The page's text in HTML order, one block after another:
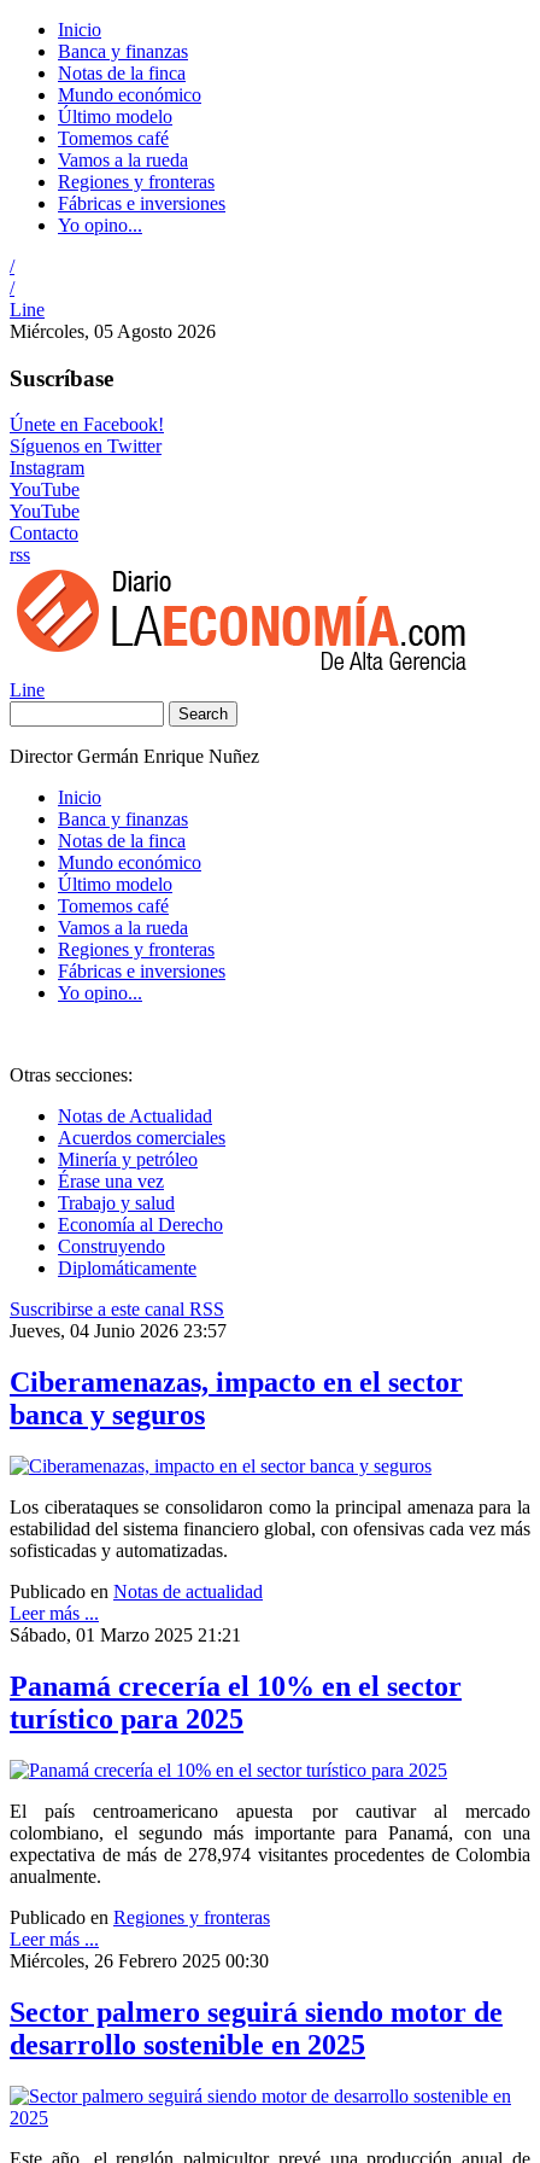
Inicio
Banca y finanzas
Notas de la finca
Mundo económico
Último modelo
Tomemos café
Vamos a la rueda
Regiones y fronteras
Fábricas e inversiones
Yo opino...
/
/
Line
Miércoles, 05 Agosto 2026
Suscríbase
Únete en Facebook!
Síguenos en Twitter
Instagram
YouTube
YouTube
Contacto
rss
Line
Search
Director Germán Enrique Nuñez
Inicio
Banca y finanzas
Notas de la finca
Mundo económico
Último modelo
Tomemos café
Vamos a la rueda
Regiones y fronteras
Fábricas e inversiones
Yo opino...
Otras secciones:
Notas de Actualidad
Acuerdos comerciales
Minería y petróleo
Érase una vez
Trabajo y salud
Economía al Derecho
Construyendo
Diplomáticamente
Suscribirse a este canal RSS
Jueves, 04 Junio 2026 23:57
Ciberamenazas, impacto en el sector
banca y seguros
Los ciberataques se consolidaron como la principal amenaza para la
estabilidad del sistema financiero global, con ofensivas cada vez más
sofisticadas y automatizadas.
Publicado en Notas de actualidad
Leer más ...
Sábado, 01 Marzo 2025 21:21
Panamá crecería el 10% en el sector
turístico para 2025
El país centroamericano apuesta por cautivar al mercado
colombiano, el segundo más importante para Panamá, con una
expectativa de más de 278,974 visitantes procedentes de Colombia
anualmente.
Publicado en Regiones y fronteras
Leer más ...
Miércoles, 26 Febrero 2025 00:30
Sector palmero seguirá siendo motor de
desarrollo sostenible en 2025
Este año, el renglón palmicultor prevé una producción anual de